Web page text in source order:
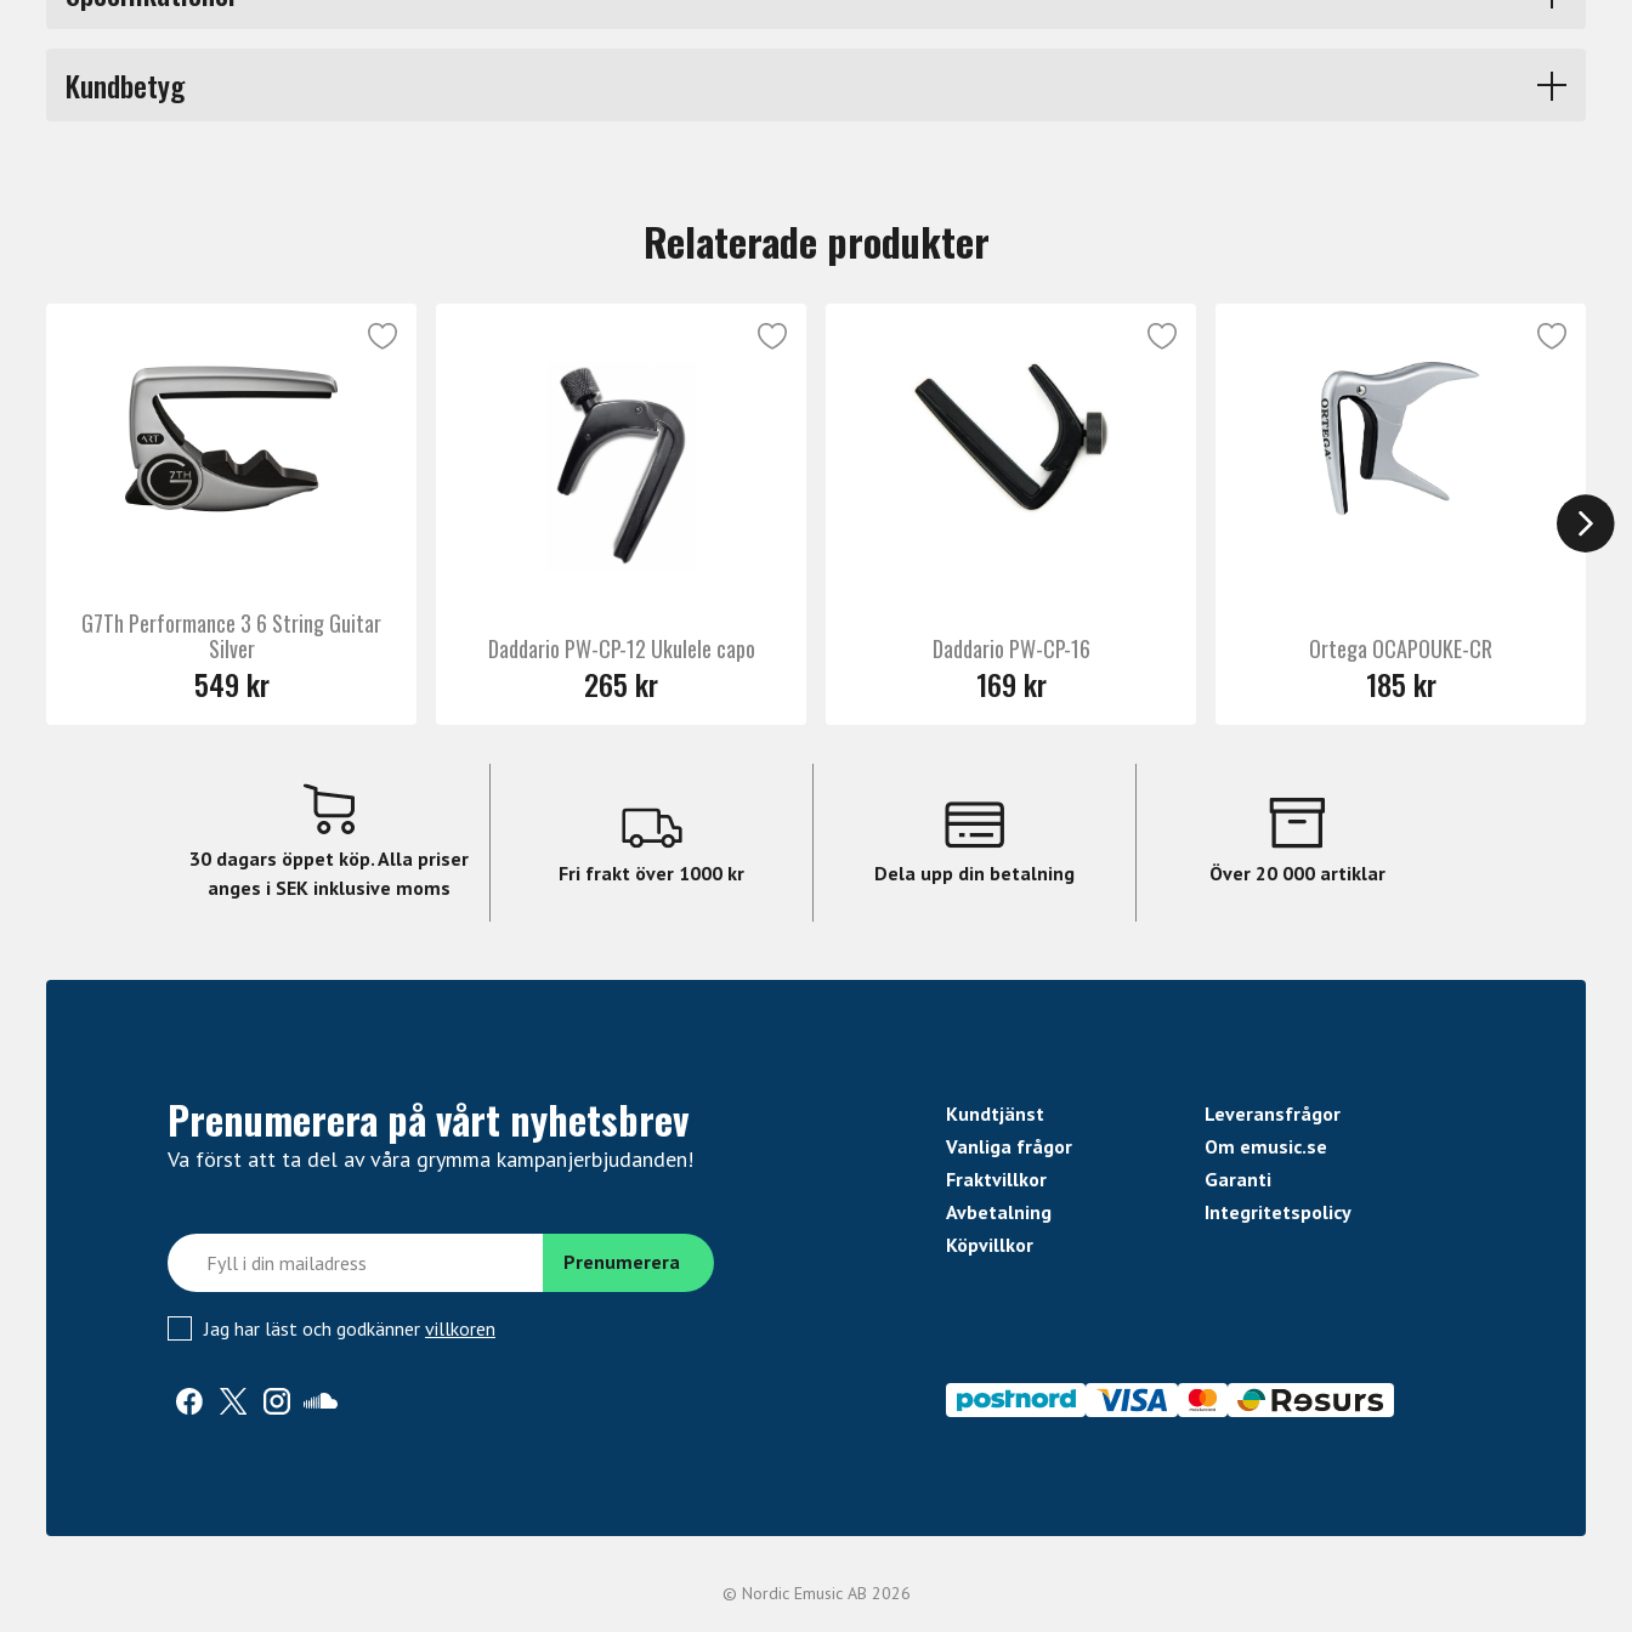
lätt vikt är detta ett förträffligt Capo med G7th’s prisbelönta kvalité.
Kundbetyg
Relaterade produkter
G7Th Performance 3 6 String Guitar
Silver
549 kr
Daddario PW-CP-12 Ukulele capo
265 kr
Daddario PW-CP-16
169 kr
Ortega OCAPOUKE-CR
185 kr
30 dagars öppet köp. Alla priser
anges i SEK inklusive moms
Fri frakt över 1000 kr Dela upp din betalning Över 20 000 artiklar
Prenumerera på vårt nyhetsbrev
Va först att ta del av våra grymma kampanjerbjudanden!
Jag har läst och godkänner villkoren
Kundtjänst
Leveransfrågor
Vanliga frågor
Om emusic.se
Fraktvillkor
Garanti
Avbetalning
Integritetspolicy
Köpvillkor
© Nordic Emusic AB 2026